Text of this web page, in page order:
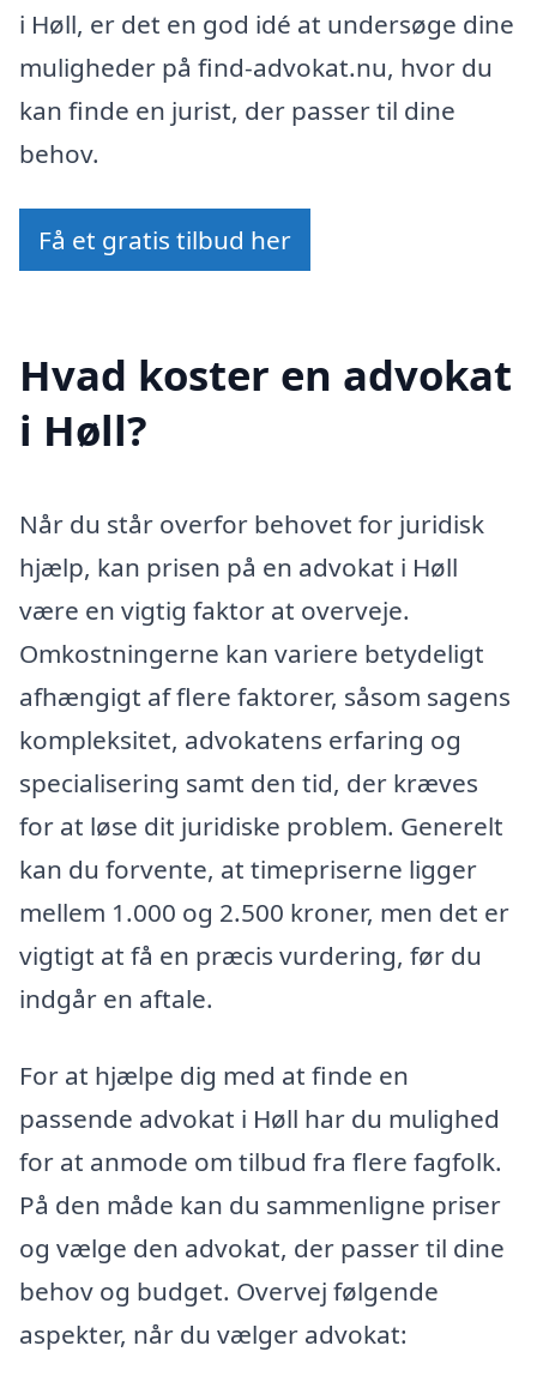
i Høll, er det en god idé at undersøge dine
muligheder på find-advokat.nu, hvor du
kan finde en jurist, der passer til dine
behov.
Få et gratis tilbud her
Hvad koster en advokat
i Høll?
Når du står overfor behovet for juridisk
hjælp, kan prisen på en advokat i Høll
være en vigtig faktor at overveje.
Omkostningerne kan variere betydeligt
afhængigt af flere faktorer, såsom sagens
kompleksitet, advokatens erfaring og
specialisering samt den tid, der kræves
for at løse dit juridiske problem. Generelt
kan du forvente, at timepriserne ligger
mellem 1.000 og 2.500 kroner, men det er
vigtigt at få en præcis vurdering, før du
indgår en aftale.
For at hjælpe dig med at finde en
passende advokat i Høll har du mulighed
for at anmode om tilbud fra flere fagfolk.
På den måde kan du sammenligne priser
og vælge den advokat, der passer til dine
behov og budget. Overvej følgende
aspekter, når du vælger advokat: